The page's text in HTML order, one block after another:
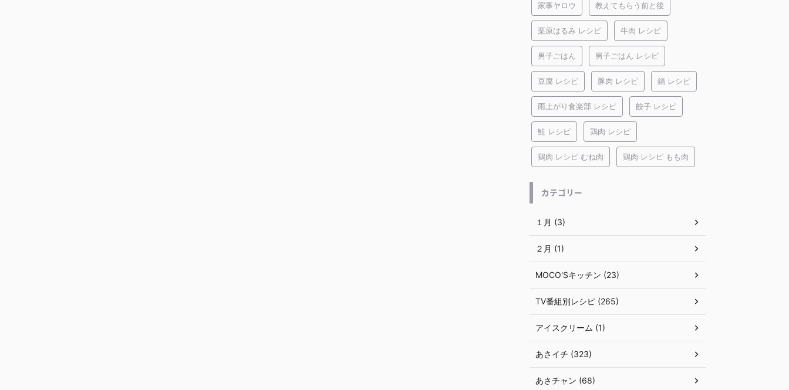
家事ヤロウ 教えてもらう前と後
栗原はるみ レシピ 牛肉 レシピ
男子ごはん 男子ごはん レシピ
豆腐 レシピ 豚肉 レシピ 鍋 レシピ
雨上がり食楽部 レシピ 餃子 レシピ
鮭 レシピ 鶏肉 レシピ
鶏肉 レシピ むね肉 鶏肉 レシピ もも肉
カテゴリー
１月 (3)
２月 (1)
MOCO'Sキッチン (23)
TV番組別レシピ (265)
アイスクリーム (1)
あさイチ (323)
あさチャン (68)